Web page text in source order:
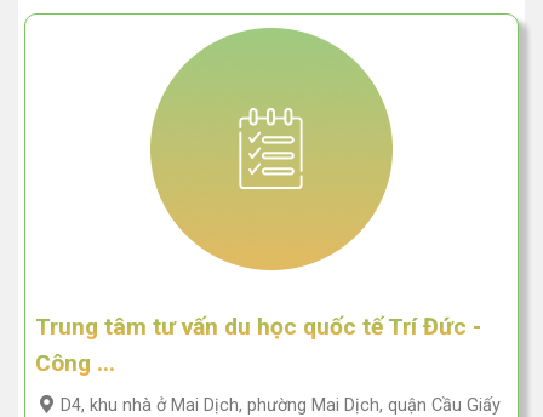
Trung tâm tư vấn du học quốc tế Trí Đức -
Công ...
D4, khu nhà ở Mai Dịch, phường Mai Dịch, quận Cầu Giấy